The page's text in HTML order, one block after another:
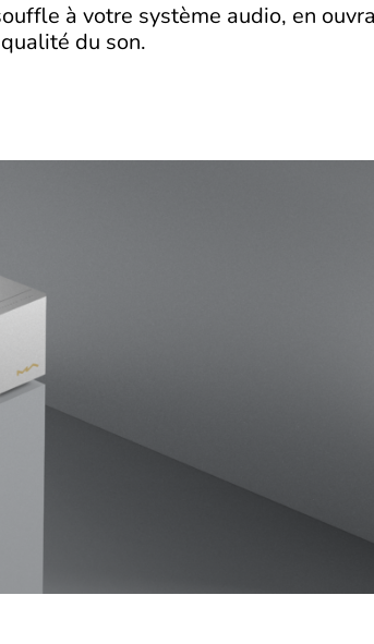
à votre système audio, en
du son.